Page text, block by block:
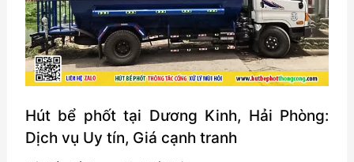
Hút bể phốt tại Dương Kinh, Hải Phòng:
Dịch vụ Uy tín, Giá cạnh tranh